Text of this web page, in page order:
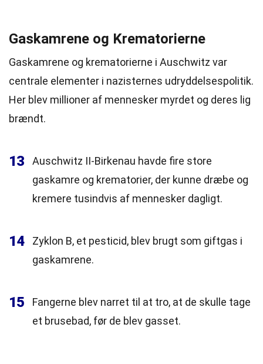
Gaskamrene og Krematorierne
Gaskamrene og krematorierne i Auschwitz var
centrale elementer i nazisternes udryddelsespolitik.
Her blev millioner af mennesker myrdet og deres lig
brændt.
13
Auschwitz II-Birkenau havde fire store
gaskamre og krematorier, der kunne dræbe og
kremere tusindvis af mennesker dagligt.
14
Zyklon B, et pesticid, blev brugt som giftgas i
gaskamrene.
15
Fangerne blev narret til at tro, at de skulle tage
et brusebad, før de blev gasset.